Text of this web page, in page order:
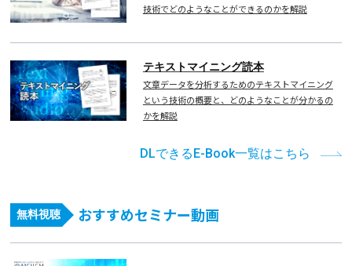
技術でどのようなことができるのかを解説
テキストマイニング読本
文章データを分析するためのテキストマイニング
という技術の概要と、どのようなことが分かるの
かを解説
DLできるE-Book一覧はこちら
無料視聴 おすすめセミナー動画